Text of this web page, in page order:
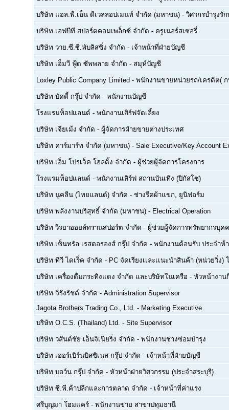
บริษัท แอล.พี.เอ็น ดีเวลลอปเมนท์ จำกัด (มหาชน) - วิศวกรบำรุงรั
บริษัท เอฟบีที สปอร์ตคอมเพล็กซ์ จำกัด - ครูเนอร์สเซอรี่
บริษัท วาย.ซี.ซี.พับลิสซิ่ง จำกัด - เจ้าหน้าที่ฝ่ายบัญชี
บริษัท เอ็มวี ฟู้ด ซัพพลาย จำกัด - สมุห์บัญชี
Loxley Public Company Limited - พนักงานขายหน่วยรถ/เครดิต(
บริษัท บัดดี้ กรุ๊ป จำกัด - พนักงานบัญชี
โรงแรมท็อปแลนด์ - พนักงานเสิร์ฟจัดเลี้ยง
บริษัท เจียเม้ง จำกัด - ผู้จัดการฝ่ายขายต่างประเทศ
บริษัท คาร์มาร์ท จำกัด (มหาชน) - Sale Executive/Key Account
บริษัท เอ็ม โปรเจ็ค โฮลดิ้ง จำกัด - ผู้ช่วยผู้จัดการโครงการ
โรงแรมท็อปแลนด์ - พนักงานเสิร์ฟ สถานบันเทิง (ปิกัสโซ่)
บริษัท นูคลีน (ไทยแลนด์) จำกัด - ช่างรีดผ้าแขก, ยูนิฟอร์ม
บริษัท พลังงานบริสุทธิ์ จำกัด (มหาชน) - Electrical Operation
บริษัท วีรยาออยล์ทรานสปอร์ต จำกัด - ผู้ช่วยผู้จัดการทรัพยากรบุค
บริษัท เซ็นทรัล เรสตอรองส์ กรุ๊ป จำกัด - พนักงานต้อนรับ ประจำห้
บริษัท ทีวี ไดเร็ค จำกัด - PC จัดเรียงเเละเเนะนำสินค้า (หน่วยวิ่ง
บริษัท เครื่องดื่มกระทิงแดง จำกัด และบริษัทในเครือ - หัวหน้างาน
บริษัท จิรังรัชต์ จำกัด - Administration Supervisor
Jagota Brothers Trading Co., Ltd. - Marketing Executive
บริษัท O.C.S. (Thailand) Ltd. - Site Supervisor
บริษัท วสันต์ชัย เอ็นจิเนียริ่ง จำกัด - พนักงานช่างซ่อมบำรุง
บริษัท เออร์เบิร์นบิสซิเนส กรุ๊ป จำกัด - เจ้าหน้าที่ฝ่ายบัญชี
บริษัท บอว์น กรุ๊ป จำกัด - หัวหน้าฝ่ายวิศวกรรม (ประจำสระบุรี)
บริษัท ซี.พี.ค้าปลีกและการตลาด จำกัด - เจ้าหน้าที่ค่าแรง
ศรีบุญมา โฮมแคร์ - พนักงานขาย สาขาปทุมธานี